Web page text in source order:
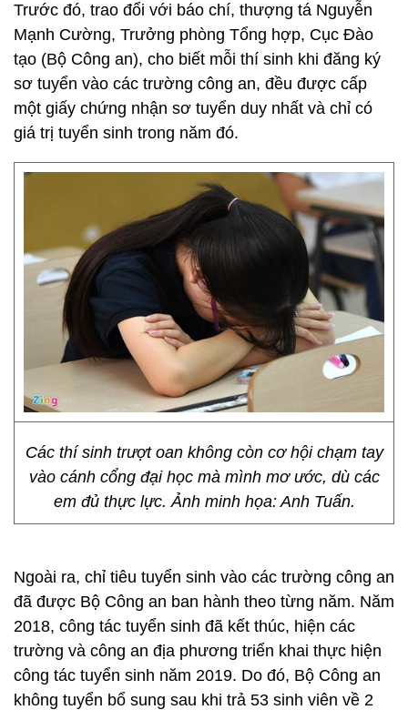
Trước đó, trao đổi với báo chí, thượng tá Nguyễn
Mạnh Cường, Trưởng phòng Tổng hợp, Cục Đào
tạo (Bộ Công an), cho biết mỗi thí sinh khi đăng ký
sơ tuyển vào các trường công an, đều được cấp
một giấy chứng nhận sơ tuyển duy nhất và chỉ có
giá trị tuyển sinh trong năm đó.
Các thí sinh trượt oan không còn cơ hội chạm tay
vào cánh cổng đại học mà mình mơ ước, dù các
em đủ thực lực. Ảnh minh họa: Anh Tuấn.
Ngoài ra, chỉ tiêu tuyển sinh vào các trường công an
đã được Bộ Công an ban hành theo từng năm. Năm
2018, công tác tuyển sinh đã kết thúc, hiện các
trường và công an địa phương triển khai thực hiện
công tác tuyển sinh năm 2019. Do đó, Bộ Công an
không tuyển bổ sung sau khi trả 53 sinh viên về 2